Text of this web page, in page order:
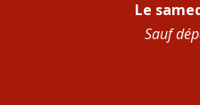
Le
Sauf